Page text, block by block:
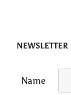
NEWSLETTER
Name